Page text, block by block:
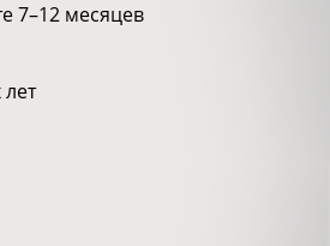
7–12 месяцев